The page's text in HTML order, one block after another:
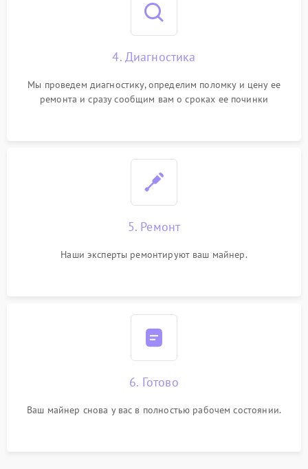
4. Диагностика
Мы проведем диагностику, определим поломку и цену ее
ремонта и сразу сообщим вам о сроках ее починки
5. Ремонт
Наши эксперты ремонтируют ваш майнер.
6. Готово
Ваш майнер снова у вас в полностью рабочем состоянии.